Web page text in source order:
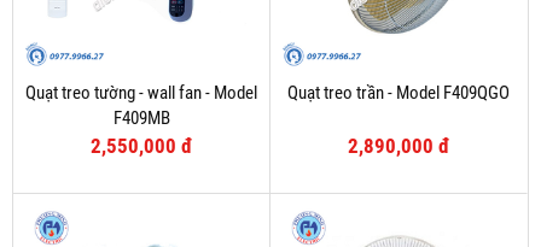
Quạt treo tường - wall fan - Model
F409MB
2,550,000 đ
Quạt treo trần - Model F409QGO
2,890,000 đ